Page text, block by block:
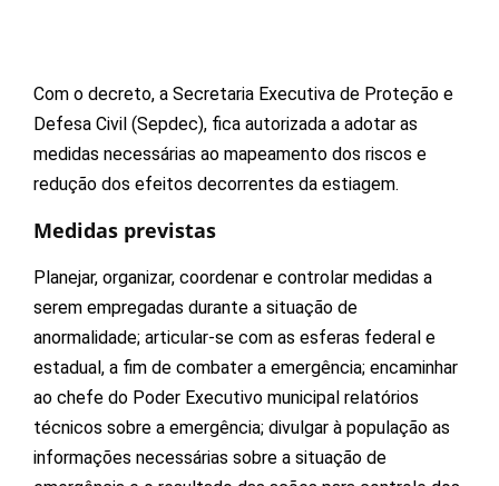
Com o decreto, a Secretaria Executiva de Proteção e
Defesa Civil (Sepdec), fica autorizada a adotar as
medidas necessárias ao mapeamento dos riscos e
redução dos efeitos decorrentes da estiagem.
Medidas previstas
Planejar, organizar, coordenar e controlar medidas a
serem empregadas durante a situação de
anormalidade; articular-se com as esferas federal e
estadual, a fim de combater a emergência; encaminhar
ao chefe do Poder Executivo municipal relatórios
técnicos sobre a emergência; divulgar à população as
informações necessárias sobre a situação de